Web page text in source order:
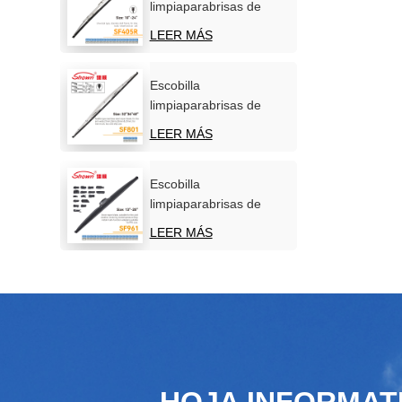
limpiaparabrisas de
acero inoxidable para
parabrisas de coche
LEER MÁS
Escobilla
limpiaparabrisas de
acero inoxidable para
uso marítimo
LEER MÁS
Escobilla
limpiaparabrisas de
nieve de invierno de
nuevo diseño
LEER MÁS